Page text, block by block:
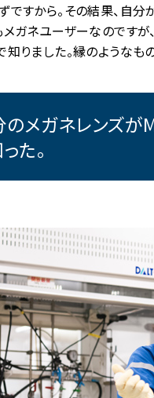
ですから。その結果、自
メガネユーザーなのです
りました。縁のようなも
メガネレンズが
た。